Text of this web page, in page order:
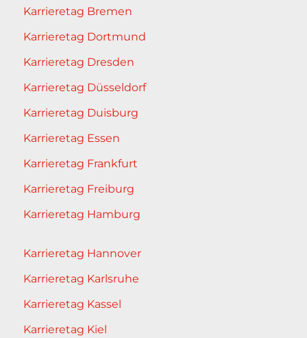
Karrieretag Bremen
Karrieretag Dortmund
Karrieretag Dresden
Karrieretag Düsseldorf
Karrieretag Duisburg
Karrieretag Essen
Karrieretag Frankfurt
Karrieretag Freiburg
Karrieretag Hamburg
Karrieretag Hannover
Karrieretag Karlsruhe
Karrieretag Kassel
Karrieretag Kiel